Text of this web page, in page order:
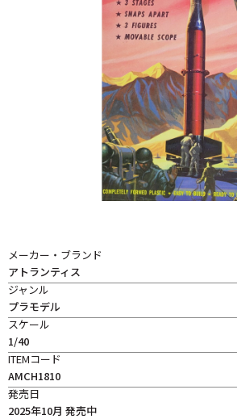
メーカー・ブランド
アトランティス
ジャンル
プラモデル
スケール
1/40
ITEMコード
AMCH1810
発売日
2025年10月 発売中